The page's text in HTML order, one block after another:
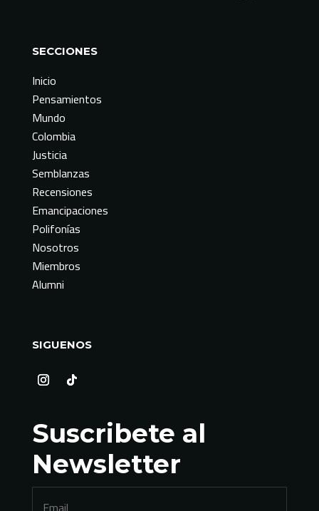
SECCIONES
Inicio
Pensamientos
Mundo
Colombia
Justicia
Semblanzas
Recensiones
Emancipaciones
Polifonías
Nosotros
Miembros
Alumni
SIGUENOS
Suscribete al
Newsletter